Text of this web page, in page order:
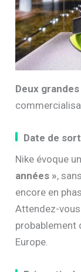
Deux
Date de
Nike évoque
années »,
encore en
Attendez-
probablement
Europe.